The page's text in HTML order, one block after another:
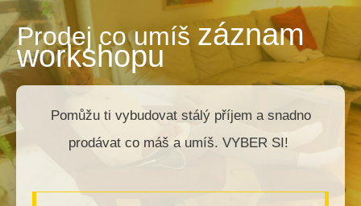
Prodej co umíš záznam
workshopu
Pomůžu ti vybudovat stálý příjem a snadno
prodávat co máš a umíš. VYBER SI!